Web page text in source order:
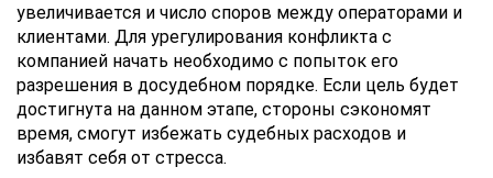
Отправляя
данные,
Вы
соглашаетесь
с
Правилами
обработки
персональных
увеличивается и число споров между операторами и
клиентами. Для урегулирования конфликта с
компанией начать необходимо с попыток его
разрешения в досудебном порядке. Если цель будет
достигнута на данном этапе, стороны сэкономят
время, смогут избежать судебных расходов и
избавят себя от стресса.